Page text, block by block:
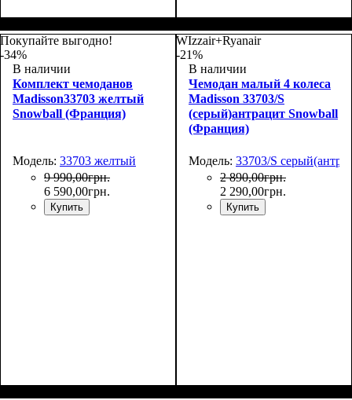
Покупайте выгодно!
-34%
В наличии
Комплект чемоданов
Madisson33703 желтый
Snowball (Франция)
Модель: 33703 желтый
9 990,00грн.
6 590,00грн.
Купить
WIzzair+Ryanair
-21%
В наличии
Чемодан малый 4 колеса
Madisson 33703/S
(серый)антрацит Snowball
(Франция)
Модель: 33703/S
2 890,00грн.
2 290,00грн.
Купить